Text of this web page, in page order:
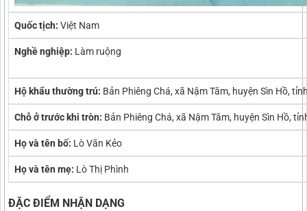
Quốc tịch: Việt Nam
Nghề nghiệp: Làm ruộng
Hộ khẩu thường trú: Bản Phiêng Chá, xã Nậm Tăm, huyện Sìn Hồ,
Chỗ ở trước khi tròn: Bản Phiêng Chá, xã Nậm Tăm, huyện Sìn Hồ,
Họ và tên bố: Lò Văn Kẻo
Họ và tên mẹ: Lò Thị Phình
ĐẶC ĐIỂM NHẬN DẠNG